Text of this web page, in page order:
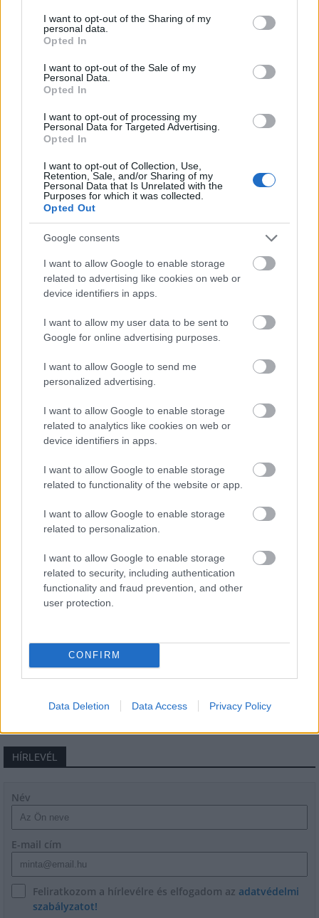
not limited to your visit or usage behaviour. You may click to
grant or deny consent to Google and its third-party tags to
use your data for below specified purposes in below Google
consent section.
I want to opt-out of the Sharing of my
personal data.
Opted In
I want to opt-out of the Sale of my
Personal Data.
Opted In
I want to opt-out of processing my
Personal Data for Targeted Advertising.
Opted In
I want to opt-out of Collection, Use,
Retention, Sale, and/or Sharing of my
Personal Data that Is Unrelated with the
Purposes for which it was collected.
Opted Out
Google consents
I want to allow Google to enable storage
related to advertising like cookies on web or
device identifiers in apps.
I want to allow my user data to be sent to
Google for online advertising purposes.
I want to allow Google to send me
personalized advertising.
I want to allow Google to enable storage
related to analytics like cookies on web or
device identifiers in apps.
I want to allow Google to enable storage
related to functionality of the website or app.
I want to allow Google to enable storage
related to personalization.
I want to allow Google to enable storage
related to security, including authentication
functionality and fraud prevention, and other
user protection.
CONFIRM
Data Deletion Data Access Privacy Policy
AJÁNLJUK MÉG
Országos hírek
Kecskeméten is szakirányú továbbképzésekkel erősít a
Gál Ferenc Egyetem
Országos hírek
A lakosságra is fontos szerep hárul a szúnyoginvázió
elkerülésében
Országos hírek
energiakrízis kezelésére
HÍRLEVÉL
Név
E-mail cím
Feliratkozom a hírlevélre és elfogadom az adatvédelmi
szabályzatot!